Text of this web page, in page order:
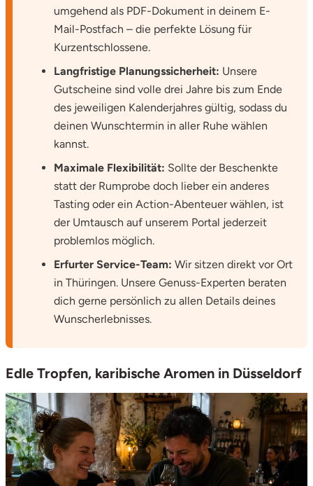
umgehend als PDF-Dokument in deinem E-
Mail-Postfach – die perfekte Lösung für
Kurzentschlossene.
Langfristige Planungssicherheit: Unsere
Gutscheine sind volle drei Jahre bis zum Ende
des jeweiligen Kalenderjahres gültig, sodass du
deinen Wunschtermin in aller Ruhe wählen
kannst.
Maximale Flexibilität: Sollte der Beschenkte
statt der Rumprobe doch lieber ein anderes
Tasting oder ein Action-Abenteuer wählen, ist
der Umtausch auf unserem Portal jederzeit
problemlos möglich.
Erfurter Service-Team: Wir sitzen direkt vor Ort
in Thüringen. Unsere Genuss-Experten beraten
dich gerne persönlich zu allen Details deines
Wunscherlebnisses.
Edle Tropfen, karibische Aromen in Düsseldorf
Pforzheim
Pinneberg
Potsdam-Mittelmark
Regensburg
Rendsburg Eckernförde
Rodgau
Rostock
Rottweil
Rügen